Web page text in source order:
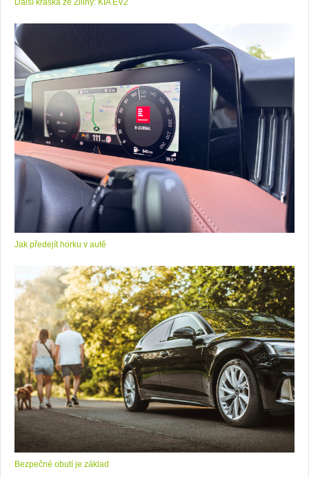
Jak předejít horku v autě
Bezpečné obutí je základ